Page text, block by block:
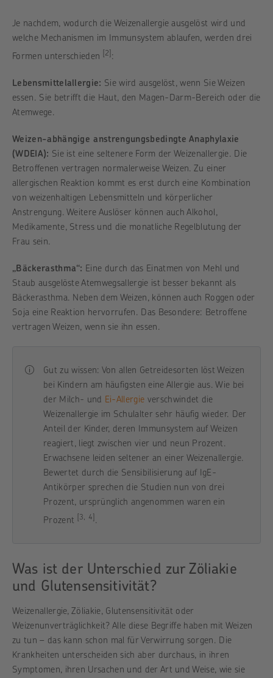
Je nachdem, wodurch die Weizenallergie ausgelöst wird und
welche Mechanismen im Immunsystem ablaufen, werden drei
Formen unterschieden [2]:
Lebensmittelallergie: Sie wird ausgelöst, wenn Sie Weizen
essen. Sie betrifft die Haut, den Magen-Darm-Bereich oder die
Atemwege.
Weizen-abhängige anstrengungsbedingte Anaphylaxie
(WDEIA): Sie ist eine seltenere Form der Weizenallergie. Die
Betroffenen vertragen normalerweise Weizen. Zu einer
allergischen Reaktion kommt es erst durch eine Kombination
von weizenhaltigen Lebensmitteln und körperlicher
Anstrengung. Weitere Auslöser können auch Alkohol,
Medikamente, Stress und die monatliche Regelblutung der
Frau sein.
„Bäckerasthma“: Eine durch das Einatmen von Mehl und
Staub ausgelöste Atemwegsallergie ist besser bekannt als
Bäckerasthma. Neben dem Weizen, können auch Roggen oder
Soja eine Reaktion hervorrufen. Das Besondere: Betroffene
vertragen Weizen, wenn sie ihn essen.
Gut zu wissen: Von allen Getreidesorten löst Weizen
bei Kindern am häufigsten eine Allergie aus. Wie bei
der Milch- und Ei-Allergie verschwindet die
Weizenallergie im Schulalter sehr häufig wieder. Der
Anteil der Kinder, deren Immunsystem auf Weizen
reagiert, liegt zwischen vier und neun Prozent.
Erwachsene leiden seltener an einer Weizenallergie.
Bewertet durch die Sensibilisierung auf IgE-
Antikörper sprechen die Studien nun von drei
Prozent, ursprünglich angenommen waren ein
Prozent [3, 4].
Was ist der Unterschied zur Zöliakie
und Glutensensitivität?
Weizenallergie, Zöliakie, Glutensensitivität oder
Weizenunverträglichkeit? Alle diese Begriffe haben mit Weizen
zu tun – das kann schon mal für Verwirrung sorgen. Die
Krankheiten unterscheiden sich aber durchaus, in ihren
Symptomen, ihren Ursachen und der Art und Weise, wie sie